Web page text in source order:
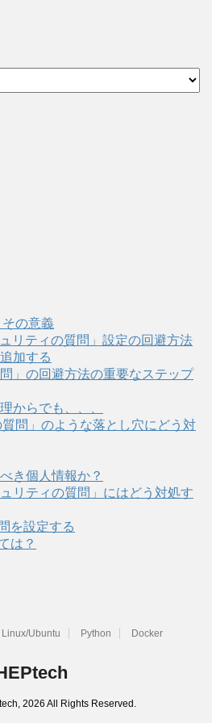
の意義
リティの質問」設定の回避方法
加する
」の回避方法の重要なステップ
からでも、、、
問」のような落とし穴にどう対
き個人情報か？
リティの質問」にはどう対処す
を設定する
は？
Linux/Ubuntu Python Docker
2026 All Rights Reserved.